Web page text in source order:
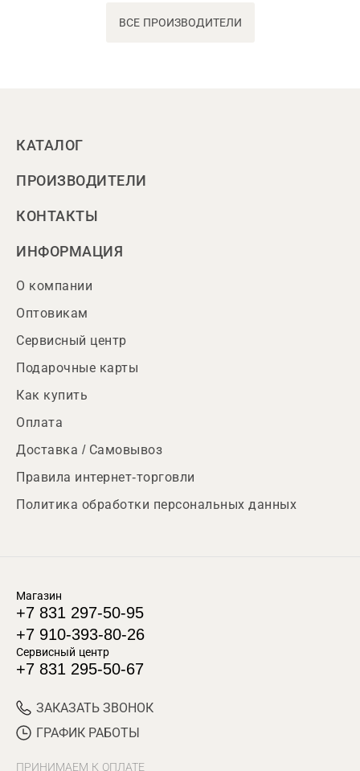
ВСЕ ПРОИЗВОДИТЕЛИ
КАТАЛОГ
ПРОИЗВОДИТЕЛИ
КОНТАКТЫ
ИНФОРМАЦИЯ
О компании
Оптовикам
Сервисный центр
Подарочные карты
Как купить
Оплата
Доставка / Самовывоз
Правила интернет-торговли
Политика обработки персональных данных
Магазин
+7 831 297-50-95
+7 910-393-80-26
Сервисный центр
+7 831 295-50-67
ЗАКАЗАТЬ ЗВОНОК
ГРАФИК РАБОТЫ
ПРИНИМАЕМ К ОПЛАТЕ